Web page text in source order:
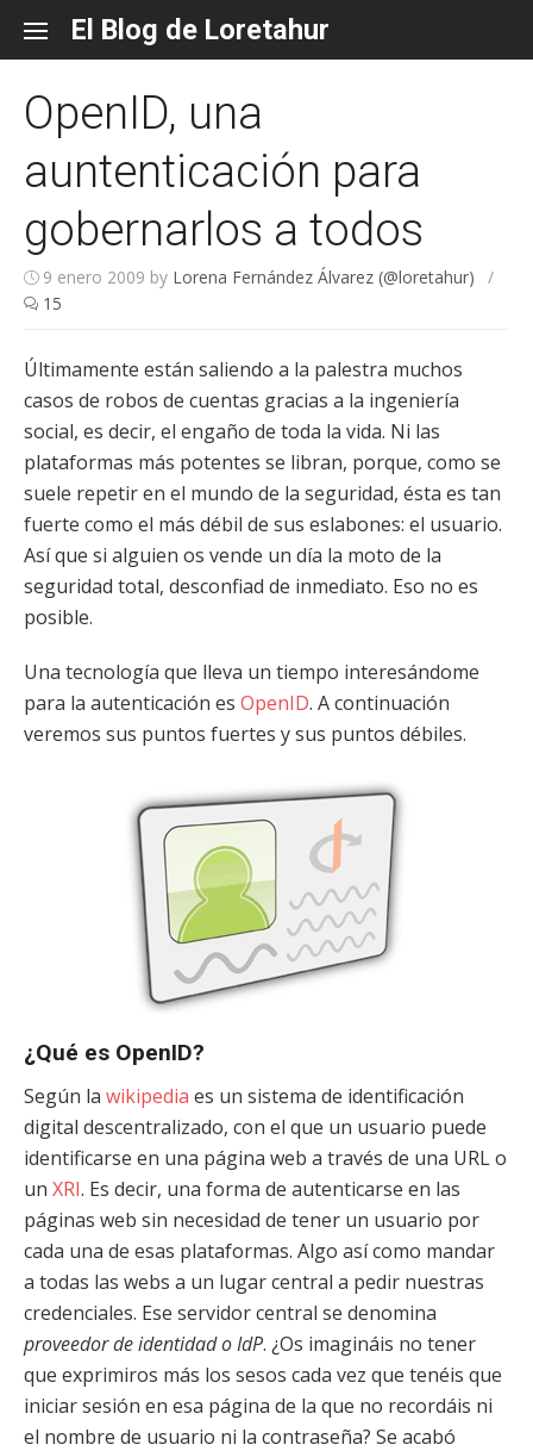
content
El Blog de Loretahur
OpenID, una
auntenticación para
gobernarlos a todos
9 enero 2009 by Lorena Fernández Álvarez (@loretahur)
/
15
Últimamente están saliendo a la palestra muchos
casos de robos de cuentas gracias a la ingeniería
social, es decir, el engaño de toda la vida. Ni las
plataformas más potentes se libran, porque, como se
suele repetir en el mundo de la seguridad, ésta es tan
fuerte como el más débil de sus eslabones: el usuario.
Así que si alguien os vende un día la moto de la
seguridad total, desconfiad de inmediato. Eso no es
posible.
Una tecnología que lleva un tiempo interesándome
para la autenticación es OpenID. A continuación
veremos sus puntos fuertes y sus puntos débiles.
¿Qué es OpenID?
Según la wikipedia es un sistema de identificación
digital descentralizado, con el que un usuario puede
identificarse en una página web a través de una URL o
un XRI. Es decir, una forma de autenticarse en las
páginas web sin necesidad de tener un usuario por
cada una de esas plataformas. Algo así como mandar
a todas las webs a un lugar central a pedir nuestras
credenciales. Ese servidor central se denomina
proveedor de identidad o IdP. ¿Os imagináis no tener
que exprimiros más los sesos cada vez que tenéis que
iniciar sesión en esa página de la que no recordáis ni
el nombre de usuario ni la contraseña? Se acabó